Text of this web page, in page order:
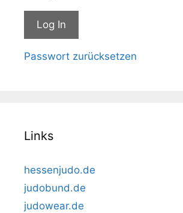
Passwort zurücksetzen
Links
hessenjudo.de
judobund.de
judowear.de